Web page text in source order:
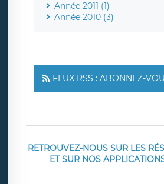
Année 2011 (1)
Année 2010 (3)
FLUX RSS : ABONNEZ-
RETROUVEZ-NOUS SUR LES
ET SUR NOS